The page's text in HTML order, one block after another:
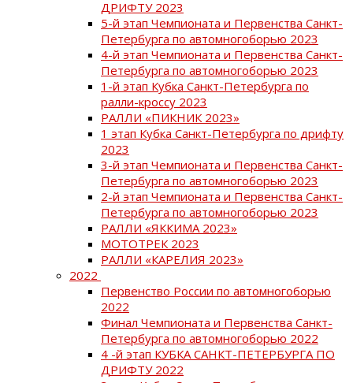
ДРИФТУ 2023
5-й этап Чемпионата и Первенства Санкт-
Петербурга по автомногоборью 2023
4-й этап Чемпионата и Первенства Санкт-
Петербурга по автомногоборью 2023
1-й этап Кубка Санкт-Петербурга по
ралли-кроссу 2023
РАЛЛИ «ПИКНИК 2023»
1 этап Кубка Санкт-Петербурга по дрифту
2023
3-й этап Чемпионата и Первенства Санкт-
Петербурга по автомногоборью 2023
2-й этап Чемпионата и Первенства Санкт-
Петербурга по автомногоборью 2023
РАЛЛИ «ЯККИМА 2023»
МОТОТРЕК 2023
РАЛЛИ «КАРЕЛИЯ 2023»
2022
Первенство России по автомногоборью
2022
Финал Чемпионата и Первенства Санкт-
Петербурга по автомногоборью 2022
4 -й этап КУБКА САНКТ-ПЕТЕРБУРГА ПО
ДРИФТУ 2022